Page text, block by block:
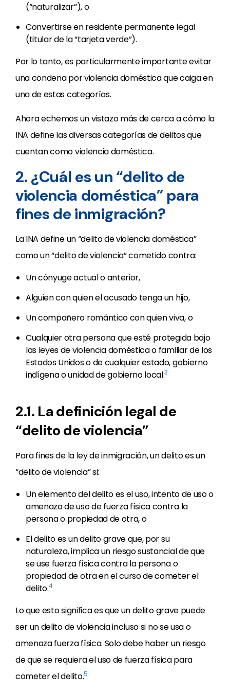
(“naturalizar”), o
Convertirse en residente permanente legal
(titular de la “tarjeta verde”).
Por lo tanto, es particularmente importante evitar
una condena por violencia doméstica que caiga en
una de estas categorías.
Ahora echemos un vistazo más de cerca a cómo la
INA define las diversas categorías de delitos que
cuentan como violencia doméstica.
2. ¿Cuál es un “delito de
violencia doméstica” para
fines de inmigración?
La INA define un “delito de violencia doméstica”
como un “delito de violencia” cometido contra:
Un cónyuge actual o anterior,
Alguien con quien el acusado tenga un hijo,
Un compañero romántico con quien viva, o
Cualquier otra persona que esté protegida bajo
las leyes de violencia doméstica o familiar de los
Estados Unidos o de cualquier estado, gobierno
indígena o unidad de gobierno local.3
2.1. La definición legal de
“delito de violencia”
Para fines de la ley de inmigración, un delito es un
“delito de violencia” si:
Un elemento del delito es el uso, intento de uso o
amenaza de uso de fuerza física contra la
persona o propiedad de otra, o
El delito es un delito grave que, por su
naturaleza, implica un riesgo sustancial de que
se use fuerza física contra la persona o
propiedad de otra en el curso de cometer el
delito.4
Lo que esto significa es que un delito grave puede
ser un delito de violencia incluso si no se usa o
amenaza fuerza física. Solo debe haber un riesgo
de que se requiera el uso de fuerza física para
cometer el delito.5